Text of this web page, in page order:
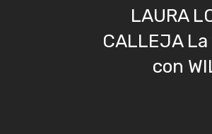
LAURA
CALLEJA
con